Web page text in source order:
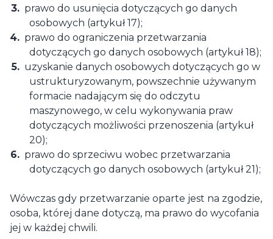
prawo do usunięcia dotyczących go danych
osobowych (artykuł 17);
prawo do ograniczenia przetwarzania
dotyczących go danych osobowych (artykuł 18);
uzyskanie danych osobowych dotyczących go w
ustrukturyzowanym, powszechnie używanym
formacie nadającym się do odczytu
maszynowego, w celu wykonywania praw
dotyczących możliwości przenoszenia (artykuł
20);
prawo do sprzeciwu wobec przetwarzania
dotyczących go danych osobowych (artykuł 21);
Wówczas gdy przetwarzanie oparte jest na zgodzie,
osoba, której dane dotyczą, ma prawo do wycofania
jej w każdej chwili.